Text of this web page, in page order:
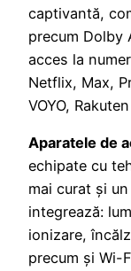
captivantă,
precum Dolby
acces la
Netflix, Max,
VOYO, Rakuten
Aparatele de
echipate cu
mai curat și
integrează:
ionizare,
precum și Wi-